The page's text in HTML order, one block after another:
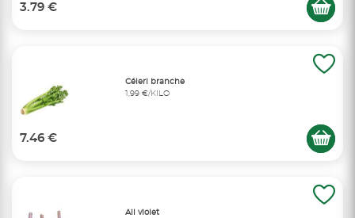
3.79 €
Céleri branche
1,99 €/KILO
7.46 €
Ail violet